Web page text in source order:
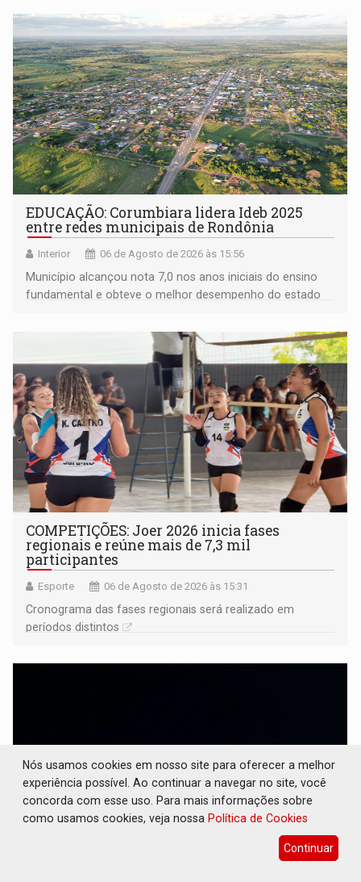
EDUCAÇÃO: Corumbiara lidera Ideb 2025
entre redes municipais de Rondônia
Interior 06 de Agosto de 2026 às 15:56
Município alcançou nota 7,0 nos anos iniciais do ensino
fundamental e obteve o melhor desempenho do estado
COMPETIÇÕES: Joer 2026 inicia fases
regionais e reúne mais de 7,3 mil
participantes
Esporte 06 de Agosto de 2026 às 15:31
Cronograma das fases regionais será realizado em
períodos distintos
PERIGO: Moradores denunciam escuridão e
Nós usamos cookies em nosso site para oferecer a melhor
experiência possível. Ao continuar a navegar no site, você
concorda com esse uso. Para mais informações sobre
como usamos cookies, veja nossa Política de Cookies
Continuar